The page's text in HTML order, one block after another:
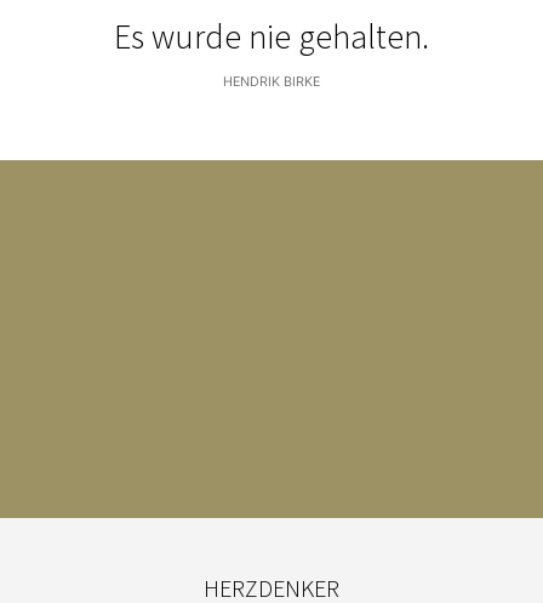
Es wurde nie gehalten.
HENDRIK BIRKE
HERZDENKER